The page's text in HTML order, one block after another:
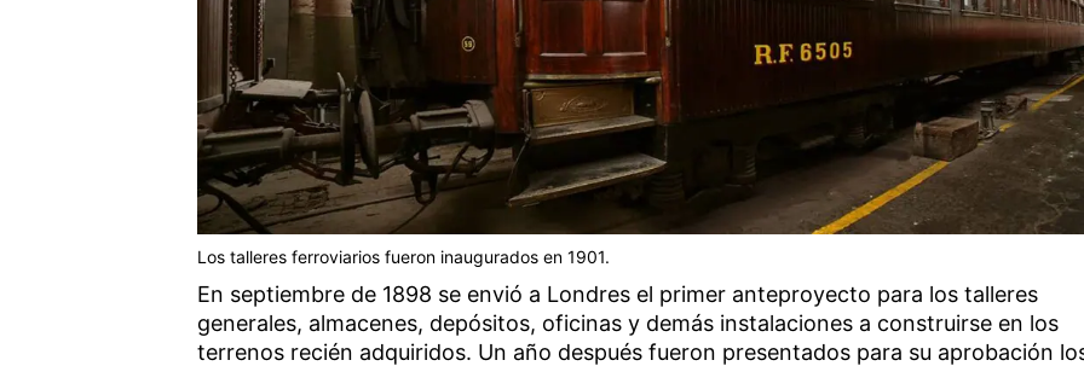
Los talleres ferroviarios fueron inaugurados en 1901.
En septiembre de 1898 se envió a Londres el primer anteproyecto para los talleres
generales, almacenes, depósitos, oficinas y demás instalaciones a construirse en los
terrenos recién adquiridos. Un año después fueron presentados para su aprobación